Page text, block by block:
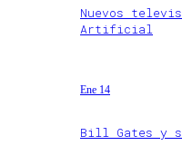
Nuevos
Artificial
Ene 14
Bill Gates y